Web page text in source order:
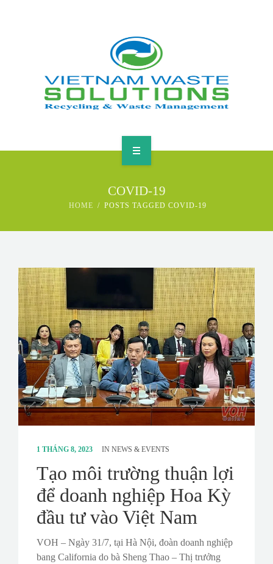
CONTACT
SURVEY
COVID-19
HOME POSTS TAGGED COVID-19
1 THÁNG 8, 2023 IN NEWS & EVENTS
Tạo môi trường thuận lợi
để doanh nghiệp Hoa Kỳ
đầu tư vào Việt Nam
VOH – Ngày 31/7, tại Hà Nội, đoàn doanh nghiệp
bang California do bà Sheng Thao – Thị trưởng